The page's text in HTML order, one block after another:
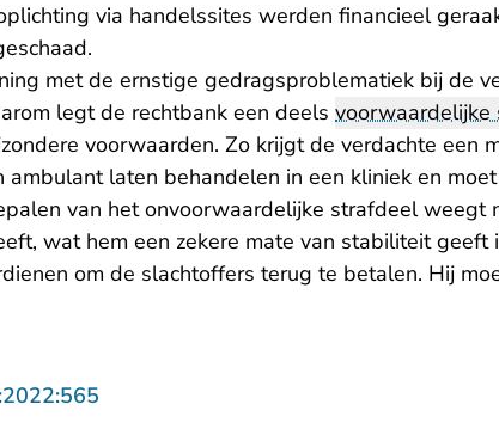
via handelssites werden financieel
met de ernstige gedragsproblematiek bij de
legt de rechtbank een deels voorwaardelijke
voorwaarden. Zo krijgt de verdachte een
ambulant laten behandelen in een kliniek en
van het onvoorwaardelijke strafdeel weegt
wat hem een zekere mate van stabiliteit geeft
om de slachtoffers terug te betalen. Hij